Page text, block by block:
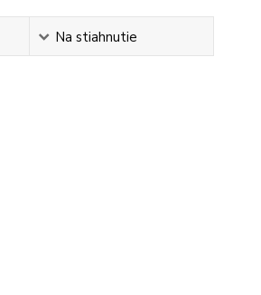
Na stiahnutie